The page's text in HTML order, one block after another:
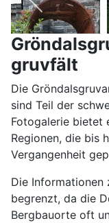
gruvfält
Die
sind Teil der
Fotogalerie bietet
Regionen, die bis
Vergangenheit
Die Informationen
begrenzt, da die
Bergbauorte oft